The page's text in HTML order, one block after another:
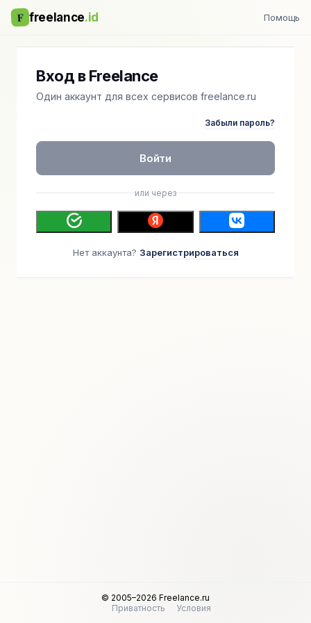
F freelance.id Помощь
Вход в Freelance
Один аккаунт для всех сервисов freelance.ru
Забыли пароль?
Войти
или через
Нет аккаунта? Зарегистрироваться
© 2005–2026 Freelance.ru
Приватность
Условия